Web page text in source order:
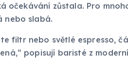
očekávání zůstala. Pro
nebo slabá.
filtr nebo světlé espresso,
popisují baristé z